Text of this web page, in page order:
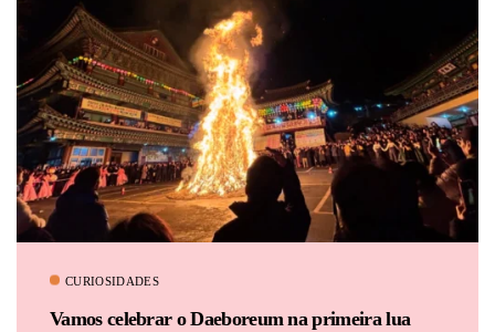
CURIOSIDADES
Vamos celebrar o Daeboreum na primeira lua